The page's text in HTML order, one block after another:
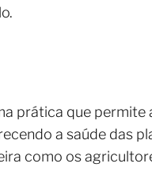
prática que
a saúde das
como os